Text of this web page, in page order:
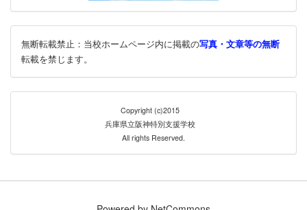
無断転載禁止：当校ホームページ内に掲載の写真・文章等の無断
転載を禁じます。
Copyright (c)2015
兵庫県立阪神特別支援学校
All rights Reserved.